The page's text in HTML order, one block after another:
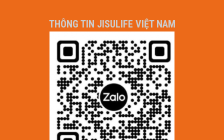
THÔNG TIN JISULIFE VIỆT NAM